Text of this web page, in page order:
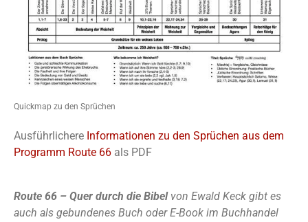
Quickmap zu den Sprüchen
Ausführlichere Informationen zu den Sprüchen aus dem
Programm Route 66 als PDF
Route 66 – Quer durch die Bibel von Ewald Keck gibt es
auch als gebundenes Buch oder E-Book im Buchhandel